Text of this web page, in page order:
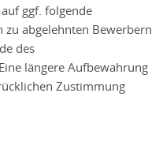
ggf. folgende
zu abgelehnten Bewerbern
des
längere Aufbewahrung
Zustimmung